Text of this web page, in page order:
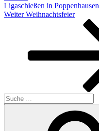
Ligaschießen in Poppenhausen
Nächster
Weiter Weihnachtsfeier
Suche
nach: